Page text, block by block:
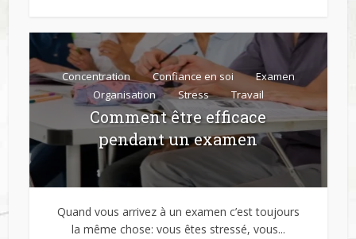
Concentration Confiance en soi
Examen
Organisation
Stress Travail
Comment être efficace
pendant un examen
Quand vous arrivez à un examen c’est toujours
la même chose: vous êtes stressé, vous...